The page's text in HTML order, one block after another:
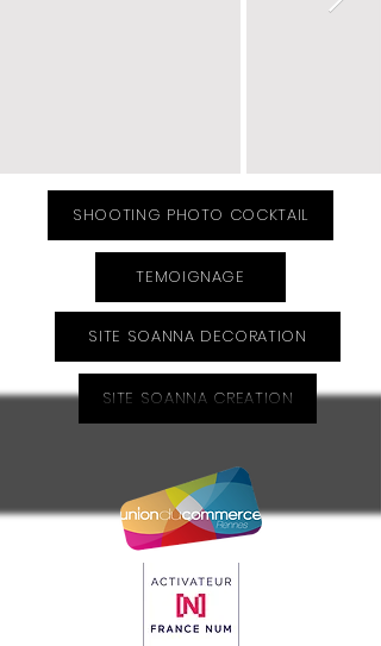
TEMOIGNAGE
SITE SOANNA CREATION
SHOOTING PHOTO COCKTAIL
SITE SOANNA DECORATION